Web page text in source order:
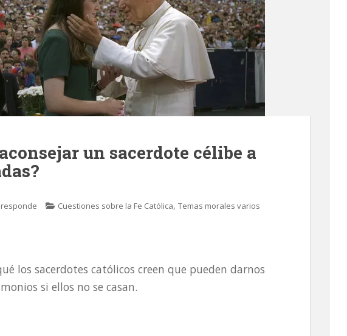
un sacerdote célibe a
responde Cuestiones sobre la Fe Católica, Temas morales varios
los sacerdotes católicos creen que pueden darnos
si ellos no se casan.